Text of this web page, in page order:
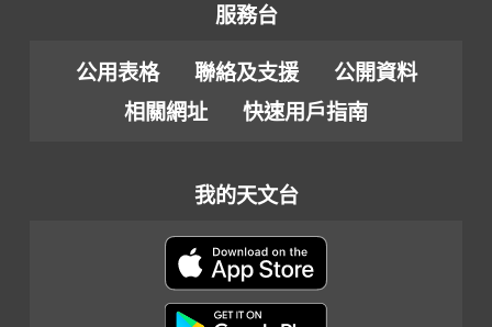
服務台
公用表格 聯絡及支援
公開資料
相關網址
快速用戶指南
我的天文台